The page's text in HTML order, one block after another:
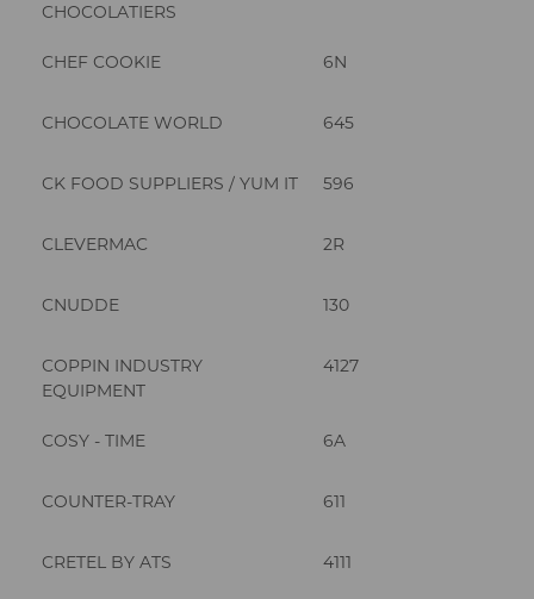
CHOCOLATIERS
CHEF COOKIE 6N
CHOCOLATE WORLD 645
CK FOOD SUPPLIERS / YUM IT 596
CLEVERMAC 2R
CNUDDE 130
COPPIN INDUSTRY
EQUIPMENT
4127
COSY - TIME 6A
COUNTER-TRAY 611
CRETEL BY ATS 4111